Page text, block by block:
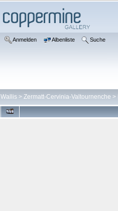
Anmelden Albenliste Suche
Wallis> Zermatt-Cervinia-Valtournenche >